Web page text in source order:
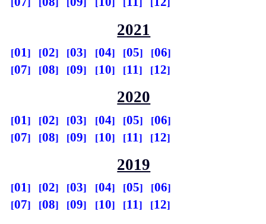
2021
01 02 03 04 05
06
07
08 09 10 11 12
2020
01 02 03 04 05
06
07
08 09 10 11 12
2019
01 02 03 04 05
06
07
08 09 10 11 12